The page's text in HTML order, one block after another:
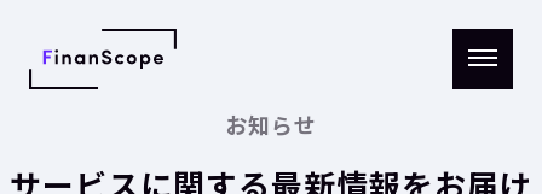
く
お知らせ
サービスに関する最新情報をお届け